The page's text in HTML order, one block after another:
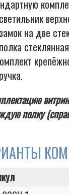
на две
стеклянная
полку